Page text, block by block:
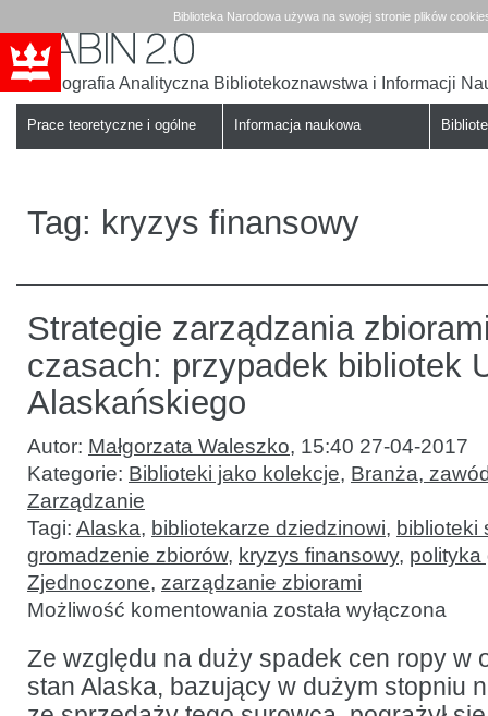
Biblioteka Narodowa używa na swojej stronie plików
Babin
Bibliografia Analityczna Bibliotekoznawstwa i Informacji
Prace teoretyczne i ogólne Informacja naukowa
Tag: kryzys finansowy
Strategie zarządzania
czasach: przypadek bibliotek
Alaskańskiego
Autor: Małgorzata Waleszko, 15:40 27-04-2017
Kategorie: Biblioteki jako kolekcje, Branża,
Zarządzanie
Tagi: Alaska, bibliotekarze dziedzinowi, biblioteki
gromadzenie zbiorów, kryzys finansowy, polityka
Zjednoczone, zarządzanie zbiorami
Możliwość komentowania Strategie
zarządzania
w ciężkich
czasach:
przypadek
została wyłączona
Ze względu na duży spadek cen ropy w
stan Alaska, bazujący w dużym stopniu